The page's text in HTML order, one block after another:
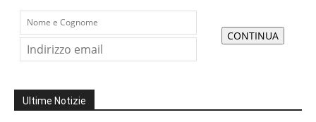
Ultime Notizie